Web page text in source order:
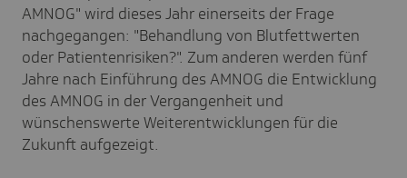
AMNOG" wird dieses Jahr einerseits der Frage
nachgegangen: "Behandlung von Blutfettwerten
oder Patientenrisiken?". Zum anderen werden fünf
Jahre nach Einführung des AMNOG die Entwicklung
des AMNOG in der Vergangenheit und
wünschenswerte Weiterentwicklungen für die
Zukunft aufgezeigt.